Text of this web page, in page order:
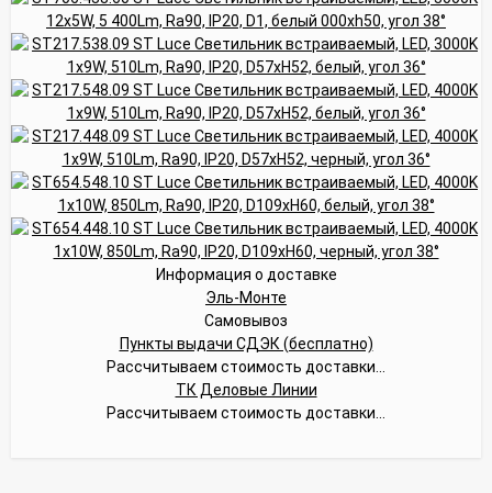
Информация о доставке
Эль-Монте
Самовывоз
Пункты выдачи СДЭК (бесплатно)
Рассчитываем стоимость доставки...
ТК Деловые Линии
Рассчитываем стоимость доставки...